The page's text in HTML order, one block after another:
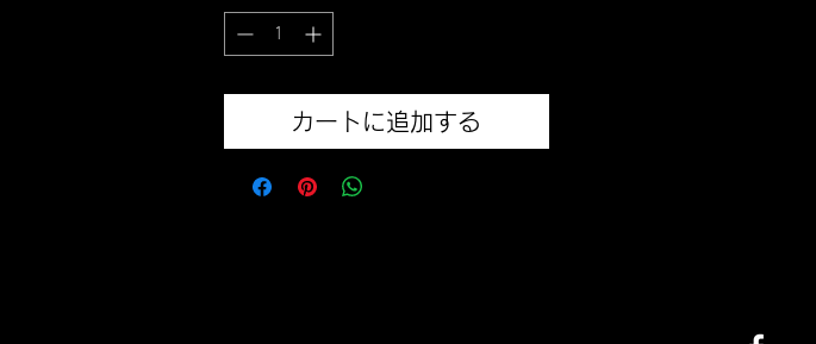
カートに追加する